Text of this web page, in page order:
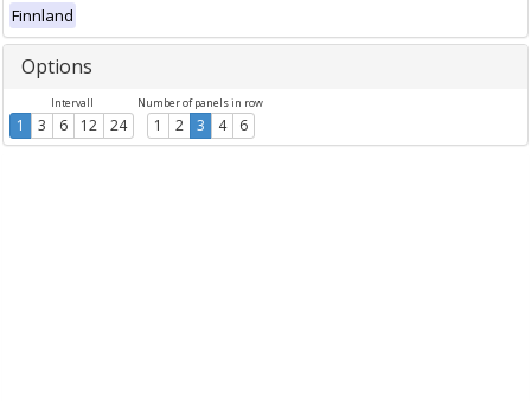
Finnland
Options
Intervall
1 3 6 12 24
Number of panels in row
1 2 3 4 6